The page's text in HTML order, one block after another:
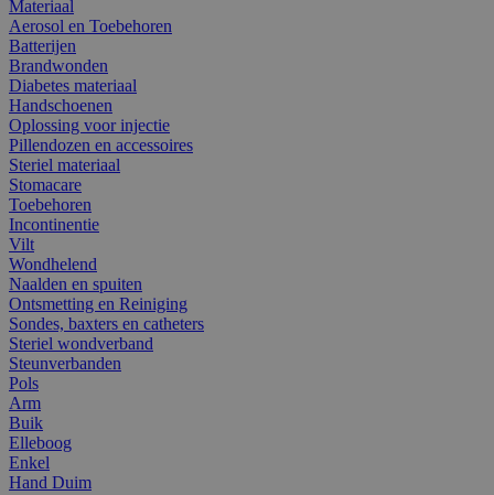
Materiaal
Aerosol en Toebehoren
Batterijen
Brandwonden
Diabetes materiaal
Handschoenen
Oplossing voor injectie
Pillendozen en accessoires
Steriel materiaal
Stomacare
Toebehoren
Incontinentie
Vilt
Wondhelend
Naalden en spuiten
Ontsmetting en Reiniging
Sondes, baxters en catheters
Steriel wondverband
Steunverbanden
Pols
Arm
Buik
Elleboog
Enkel
Hand Duim